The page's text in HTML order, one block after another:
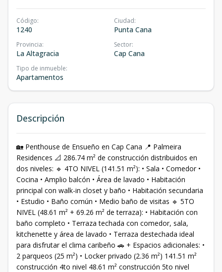
Código:
1240
Ciudad:
Punta Cana
Provincia:
La Altagracia
Sector:
Cap Cana
Tipo de inmueble:
Apartamentos
Descripción
🏡 Penthouse de Ensueño en Cap Cana 📍 Palmeira
Residences 📐 286.74 m² de construcción distribuidos en
dos niveles: 🔹 4TO NIVEL (141.51 m²): • Sala • Comedor •
Cocina • Amplio balcón • Área de lavado • Habitación
principal con walk-in closet y baño • Habitación secundaria
• Estudio • Baño común • Medio baño de visitas 🔹 5TO
NIVEL (48.61 m² + 69.26 m² de terraza): • Habitación con
baño completo • Terraza techada con comedor, sala,
kitchenette y área de lavado • Terraza destechada ideal
para disfrutar el clima caribeño 🚗 + Espacios adicionales: •
2 parqueos (25 m²) • Locker privado (2.36 m²) 141.51 m²
construcción 4to nivel 48.61 m² construcción 5to nivel